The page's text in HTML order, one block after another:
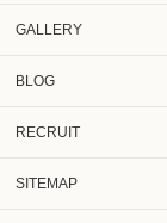
GALLERY
BLOG
RECRUIT
SITEMAP